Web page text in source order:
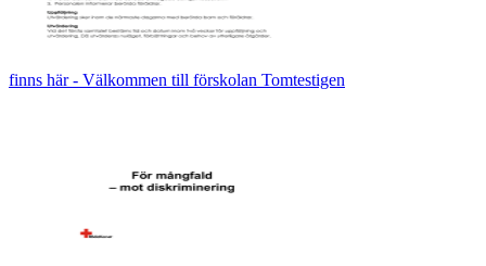
finns här - Välkommen till förskolan Tomtestigen